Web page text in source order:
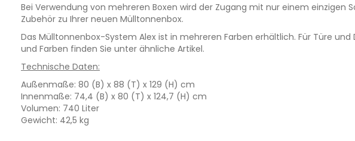
Bei Verwendung von mehreren Boxen wird der Zugang mit nur einem einzigen
Zubehör zu Ihrer neuen Mülltonnenbox.
Das Mülltonnenbox-System Alex ist in mehreren Farben erhältlich. Für Türe
und Farben finden Sie unter ähnliche Artikel.
Technische Daten:
Außenmaße: 80 (B) x 88 (T) x 129 (H) cm
Innenmaße: 74,4 (B) x 80 (T) x 124,7 (H) cm
Volumen: 740 Liter
Gewicht: 42,5 kg